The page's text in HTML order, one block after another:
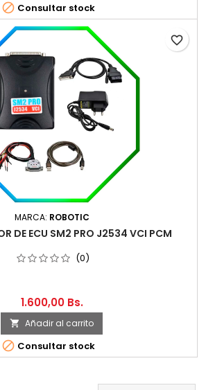
 Consultar stock
MARCA: ROBOTIC
DE ECU SM2 PRO J2534 VCI PCM
(0)
1.600,00 Bs.
 Añadir al carrito
 Consultar stock
favorite_border